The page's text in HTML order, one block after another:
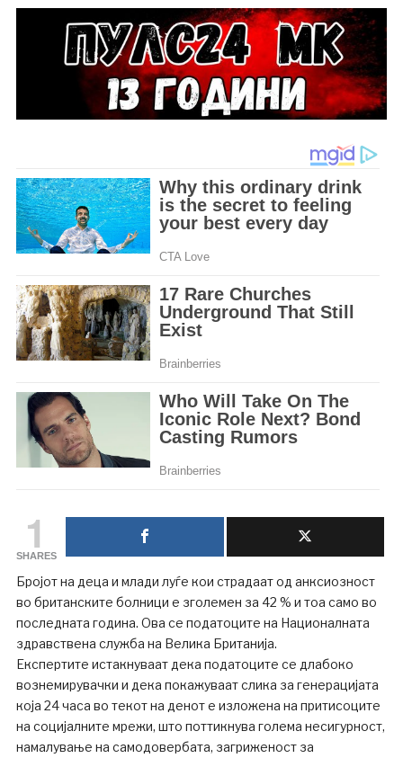
1
SHARES
Бројот на деца и млади луѓе кои страдаат од анксиозност
во британските болници е зголемен за 42 % и тоа само во
последната година. Ова се податоците на Националната
здравствена служба на Велика Британија.
Експертите истакнуваат дека податоците се длабоко
вознемирувачки и дека покажуваат слика за генерацијата
која 24 часа во текот на денот е изложена на притисоците
на социјалните мрежи, што поттикнува голема несигурност,
намалување на самодовербата, загриженост за